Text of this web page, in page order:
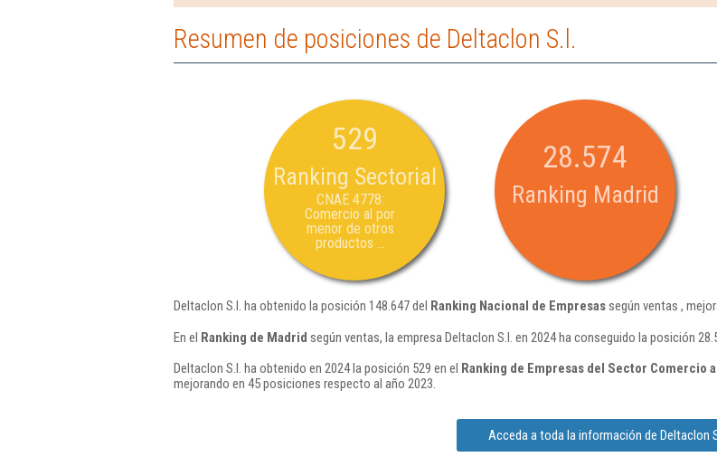
Resumen de posiciones de Deltaclon S.l.
529
Ranking Sectorial
CNAE 4778:
Comercio al por
menor de otros
productos ...
28.574
Ranking Madrid
Deltaclon S.l. ha obtenido la posición 148.647 del Ranking Nacional de Empresassegún ventas ,
En el Ranking de Madrid según ventas, la empresa Deltaclon S.l. en 2024 ha conseguido la posición
Deltaclon S.l. ha obtenido en 2024 la posición 529 en el Ranking de Empresas del Sector
mejorando en 45 posiciones respecto al año 2023.
Acceda a toda la información de Deltaclon